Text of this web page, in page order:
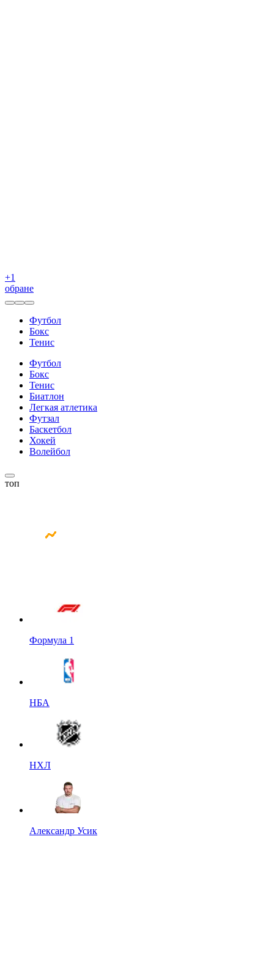
+1
обране
Футбол
Бокс
Тенис
Футбол
Бокс
Тенис
Биатлон
Легкая атлетика
Футзал
Баскетбол
Хокей
Волейбол
топ
Формула 1
НБА
НХЛ
Александр Усик